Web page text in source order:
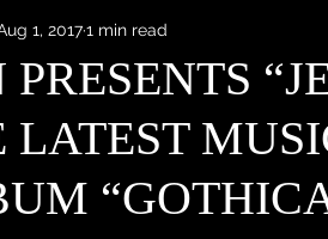
PRESENTS
LATEST
1, 20171 min read